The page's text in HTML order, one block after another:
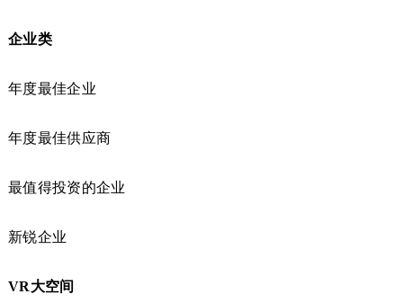
企业类
年度最佳企业
年度最佳供应商
最值得投资的企业
新锐企业
VR大空间